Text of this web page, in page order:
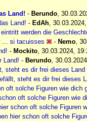
Land! - Berundo
Land! - EdAh
werden die
... si tacuisses
- Nemo
- Mockito 30.03.2024,
Land! - Berundo
steht es dir frei dieses
steht es dir frei dieses
oft solche Figuren wie dich
oft solche Figuren wie
schon oft solche Figuren
hier schon oft solche